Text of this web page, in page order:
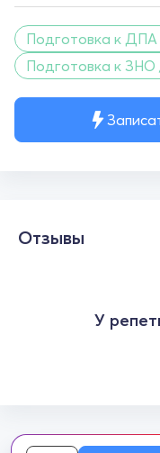
Подготовка к ДПА
Подготовка к
Отзывы
У